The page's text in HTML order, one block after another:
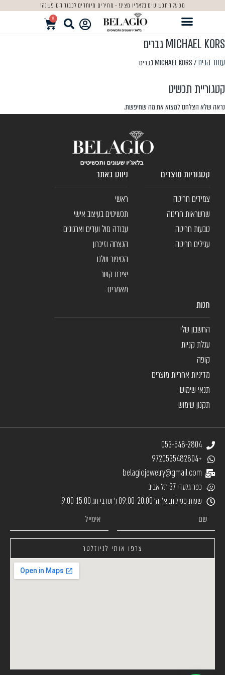
מפעל התכשיטים בלאג'יו מציג! - מחירים מיוחדים לכבוד הסופשנה!
0
MICHAEL KORS גברים
עמוד הבית/ MICHAEL KORS גברים
קטגוריית תכשיט
נראה שלא הצלחנו למצוא את מה שחיפשת.
צמידים חריטה
שרשראות חריטה
טבעות חריטה
עגילים חריטה
קטגוריות מוצרים
ראשי
תכשיטים בעיצוב אישי
עבודה מול ועדים וארגונים
הנצחה וזיכרון
הסיפור שלנו
יצירת קשר
מאמרים
ניווט באתר
החשבון שלי
עגלת קניות
קופה
מדיניות אחריות מוצרים
תנאי שימוש
תקנון שימוש
חנות
053-548-2804
+9720535482804
belagiojewelry@gmail.com
כפר גלעדי 37 תל אביב
שעות פעילות: א׳-ה׳ 09:00-20:00 ו׳ וערבי חג 9:00-15:00
צרפו אותי לניוזלטר